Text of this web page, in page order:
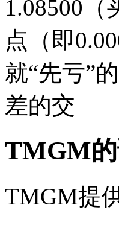
1.08500
点（即
就“先亏”
差的交
TMGM
TMGM提